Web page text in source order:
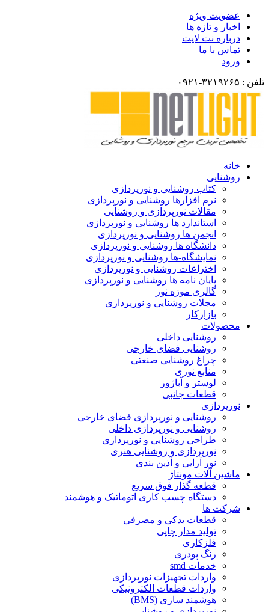
عضویت ویژه
اخبار و تازه ها
درباره نت لایت
تماس با ما
ورود
تلفن : ۳۲۱۹۲۶۵-۰۹۲۱
خانه
روشنایی
کتاب روشنایی و نورپردازی
نرم افزارها روشنایی و نورپردازی
مقالات نورپردازی و روشنایی
استاندارد ها روشنایی و نورپردازی
انجمن ها روشنایی و نورپردازی
دانشگاه ها روشنایی و نورپردازی
نمایشگاه-ها روشنایی و نورپردازی
اختراعات روشنایی و نورپردازی
پایان نامه ها روشنایی و نورپردازی
گالری موزه نور
مجلات روشنایی و نورپردازی
بازارکار
محصولات
روشنایی داخلی
روشنایی فضای خارجی
چراغ روشنایی صنعتی
منابع نوری
لوستر و آباژور
قطعات جانبی
نورپردازی
روشنایی و نورپردازی فضای خارجی
روشنایی و نورپردازی داخلی
طراحی روشنایی و نورپردازی
نورپردازی و روشنایی هنری
نور آرایی و آذین بندی
ماشین آلات مونتاژ
قطعه گذار فوق سریع
دستگاه چسب کاری اتوماتیک و هوشمند
شرکت ها
قطعات یدکی و مصرفی
تولید مدار چاپی
فلزکاری
رنگ پودری
خدمات smd
واردات تجهیزات نورپردازی
واردات قطعات الکترونیکی
هوشمند سازی (BMS)